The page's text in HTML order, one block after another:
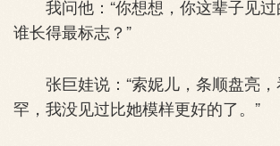
我问他：“你想想，你这辈子见过
谁长得最标志？”
张巨娃说：“索妮儿，条顺盘亮，
罕，我没见过比她模样更好的了。”